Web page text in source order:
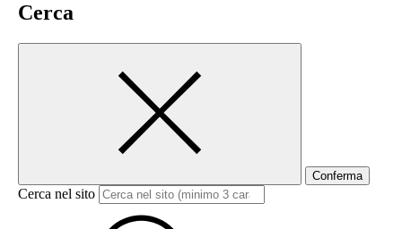
Cerca
Conferma
Cerca nel sito